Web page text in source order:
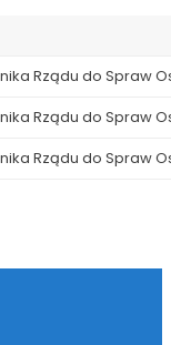
Rządu do Spraw
Rządu do Spraw
Rządu do Spraw